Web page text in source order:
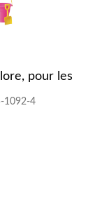
pour les
1092-4